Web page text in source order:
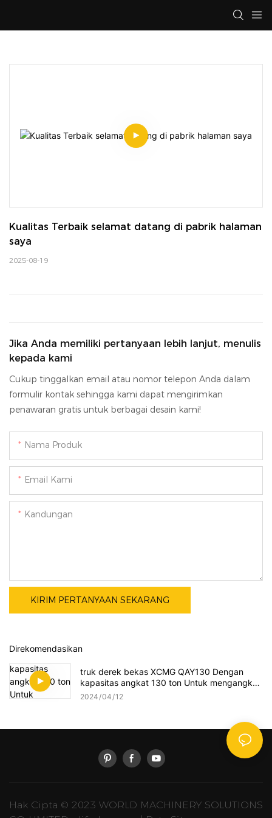
Kualitas Terbaik selamat datang di pabrik halaman
saya
2025-08-19
Jika Anda memiliki pertanyaan lebih lanjut, menulis
kepada kami
Cukup tinggalkan email atau nomor telepon Anda dalam
formulir kontak sehingga kami dapat mengirimkan
penawaran gratis untuk berbagai desain kami!
Nama Produk
Email Kami
Kandungan
KIRIM PERTANYAAN SEKARANG
Direkomendasikan
truk derek bekas XCMG QAY130 Dengan
kapasitas angkat 130 ton Untuk mengangkat
berbagai proyek skala besar
2024 04 12
Hak Cipta © 2023 WORLD MACHINERY SOLUTIONS